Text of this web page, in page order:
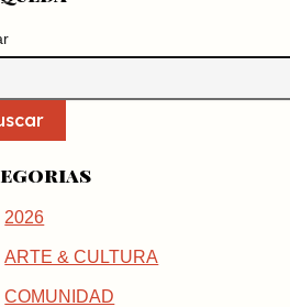
2026
ARTE & CULTURA
COMUNIDAD